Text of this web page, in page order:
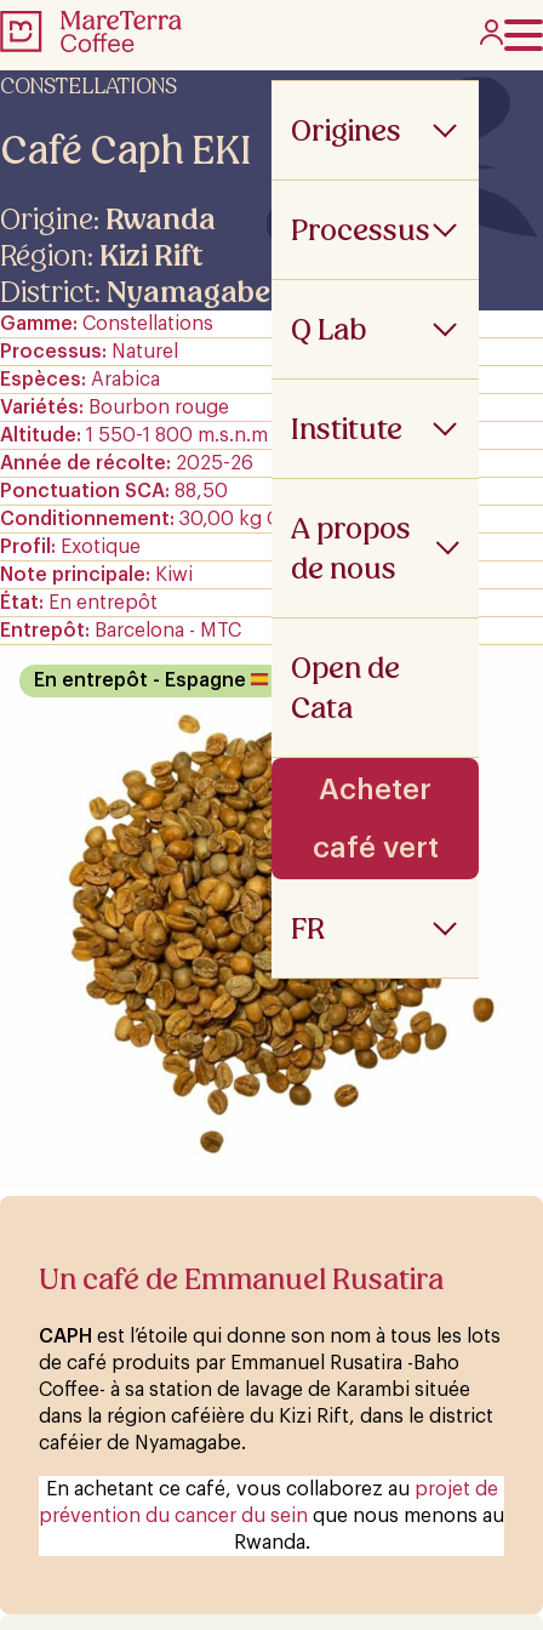
Origines
Processus
Q Lab
Institute
A propos
de nous
Open de
Cata
Acheter
café vert
FR
CONSTELLATIONS
Café Caph EKI
Origine: Rwanda
Région: Kizi Rift
District: Nyamagabe
Gamme Constellations
Processus
Naturel
Espèces
Arabica
Variétés
Bourbon rouge
Altitude 1 550-1 800 m.s.n.m
Année de récolte
2025-26
Ponctuation SCA 88,50
Conditionnement 30,00 kg GrainPro
Profil
Exotique
Note principale
Kiwi
État
En entrepôt
Entrepôt
Barcelona - MTC
En entrepôt - Espagne
Un café de Emmanuel Rusatira
CAPH est l’étoile qui donne son nom à tous les lots
de café produits par Emmanuel Rusatira -Baho
Coffee- à sa station de lavage de Karambi située
dans la région caféière du Kizi Rift, dans le district
caféier de Nyamagabe.
En achetant ce café, vous collaborez au projet de
prévention du cancer du sein que nous menons au
Rwanda.